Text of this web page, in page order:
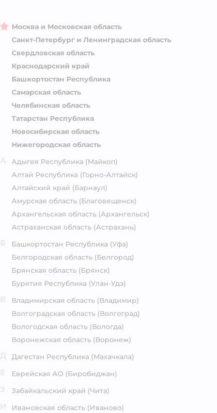
Москва и Московская область
Санкт-Петербург и Ленинградская область
Свердловская область
Краснодарский край
Башкортостан Республика
Самарская область
Челябинская область
Татарстан Республика
Новосибирская область
Нижегородская область
Адыгея Республика (Майкоп)
Алтай Республика (Горно-Алтайск)
Алтайский край (Барнаул)
Амурская область (Благовещенск)
Архангельская область (Архангельск)
Астраханская область (Астрахань)
Башкортостан Республика (Уфа)
Белгородская область (Белгород)
Брянская область (Брянск)
Бурятия Республика (Улан-Удэ)
Владимирская область (Владимир)
Волгоградская область (Волгоград)
Вологодская область (Вологда)
Воронежская область (Воронеж)
Дагестан Республика (Махачкала)
Еврейская АО (Биробиджан)
Забайкальский край (Чита)
Ивановская область (Иваново)